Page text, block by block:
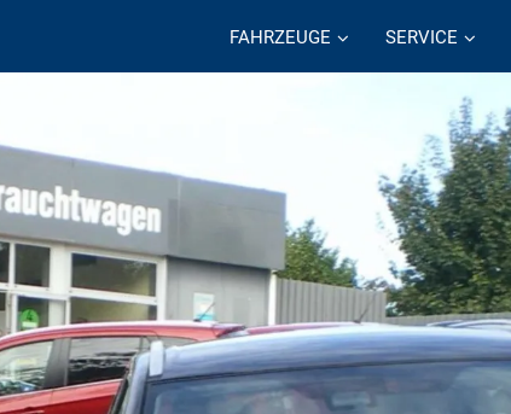
FAHRZEUGE SERVICE